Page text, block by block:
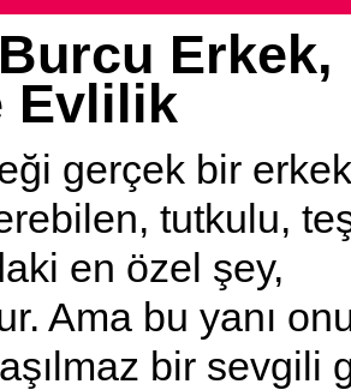
Erkek,
Evlilik
gerçek bir
tutkulu,
en özel şey,
Ama bu yanı
bir sevgili